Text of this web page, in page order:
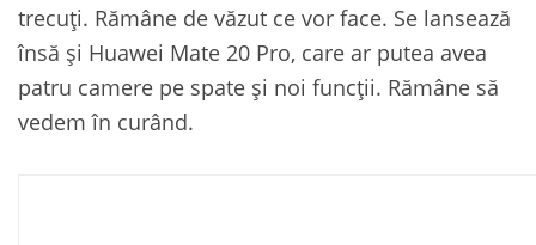
trecuți. Rămâne de văzut ce vor face. Se lansează
însă și Huawei Mate 20 Pro, care ar putea avea
patru camere pe spate și noi funcții. Rămâne să
vedem în curând.